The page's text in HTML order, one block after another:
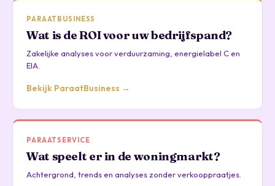
PARAATBUSINESS
Wat is de ROI voor uw bedrijfspand?
Zakelijke analyses voor verduurzaming, energielabel C en
EIA.
Bekijk ParaatBusiness →
PARAATSERVICE
Wat speelt er in de woningmarkt?
Achtergrond, trends en analyses zonder verkooppraatjes.